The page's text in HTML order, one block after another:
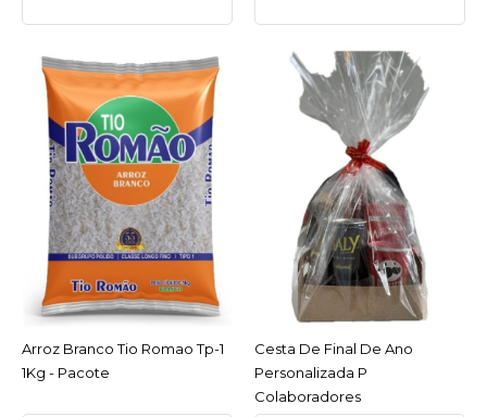
R$3,69
COMPRAR
COMPARAR
LISTA DE DESEJO
Arroz Branco Tio Romao
Tp-1 1Kg - Pacote
R$3,69
COMPRAR
COMPARAR
ACESSAR
Arroz Branco Tio Romao Tp-1
1Kg - Pacote
ACESSAR
Cesta De Final De Ano
Personalizada P
Colaboradores